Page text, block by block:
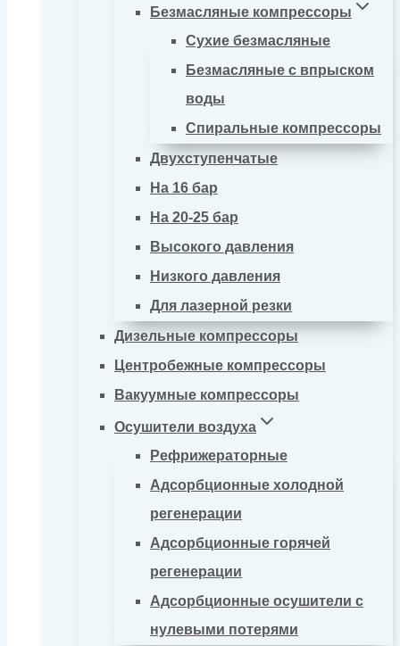
Безмасляные компрессоры
Сухие безмасляные
Безмасляные с впрыском
воды
Спиральные компрессоры
Двухступенчатые
На 16 бар
На 20-25 бар
Высокого давления
Низкого давления
Для лазерной резки
Дизельные компрессоры
Центробежные компрессоры
Вакуумные компрессоры
Осушители воздуха
Рефрижераторные
Адсорбционные холодной
регенерации
Адсорбционные горячей
регенерации
Адсорбционные осушители с
нулевыми потерями